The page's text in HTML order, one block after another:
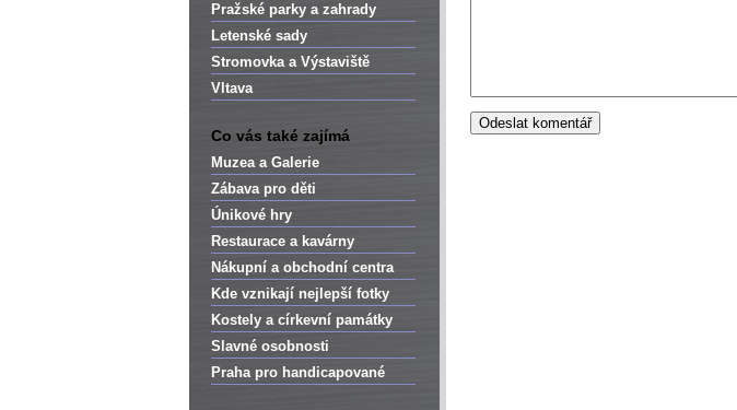
Pražské parky a zahrady
Letenské sady
Stromovka a Výstaviště
Vltava
Co vás také zajímá
Muzea a Galerie
Zábava pro děti
Únikové hry
Restaurace a kavárny
Nákupní a obchodní centra
Kde vznikají nejlepší fotky
Kostely a církevní památky
Slavné osobnosti
Praha pro handicapované